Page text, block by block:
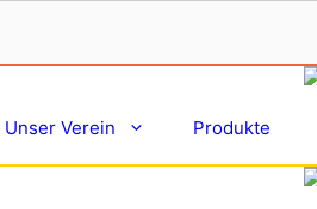
Unser Verein Produkte